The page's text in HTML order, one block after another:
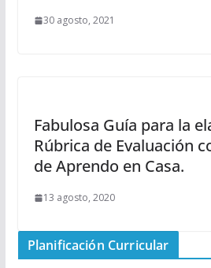
30 agosto, 2021
Fabulosa Guía para la
Rúbrica de Evaluación
de Aprendo en Casa.
13 agosto, 2020
Planificación Curricular